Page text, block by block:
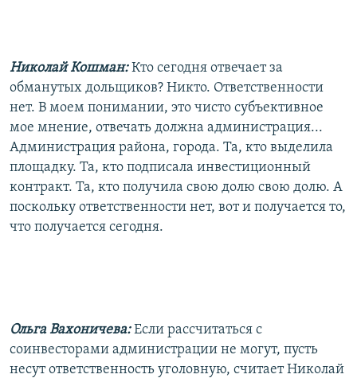
Николай Кошман: Кто сегодня отвечает за
обманутых дольщиков? Никто. Ответственности
нет. В моем понимании, это чисто субъективное
мое мнение, отвечать должна администрация...
Администрация района, города. Та, кто выделила
площадку. Та, кто подписала инвестиционный
контракт. Та, кто получила свою долю свою долю. А
поскольку ответственности нет, вот и получается то,
что получается сегодня.
Ольга Вахоничева: Если рассчитаться с
соинвесторами администрации не могут, пусть
несут ответственность уголовную, считает Николай